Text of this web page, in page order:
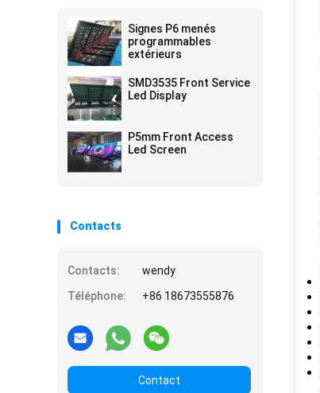
Signes P6 menés
programmables
extérieurs
SMD3535 Front Service
Led Display
P5mm Front Access
Led Screen
Contacts
Contacts:
wendy
Téléphone:
+86 18673555876
Contact